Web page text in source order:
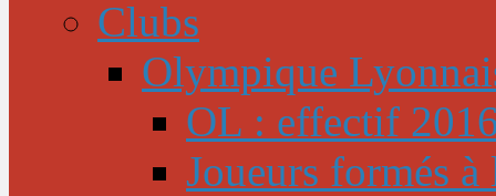
Clubs
Olympique
OL : effectif
Joueurs formés